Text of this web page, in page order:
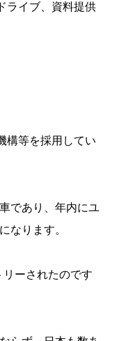
ライブ、資料提供
構等を採用してい
であり、年内にユ
なります。
ーされたのです